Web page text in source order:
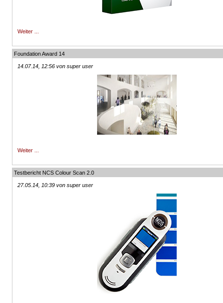
Weiter ...
Foundation Award 14
14.07.14, 12:56 von super user
Weiter ...
Testbericht NCS Colour Scan 2.0
27.05.14, 10:39 von super user